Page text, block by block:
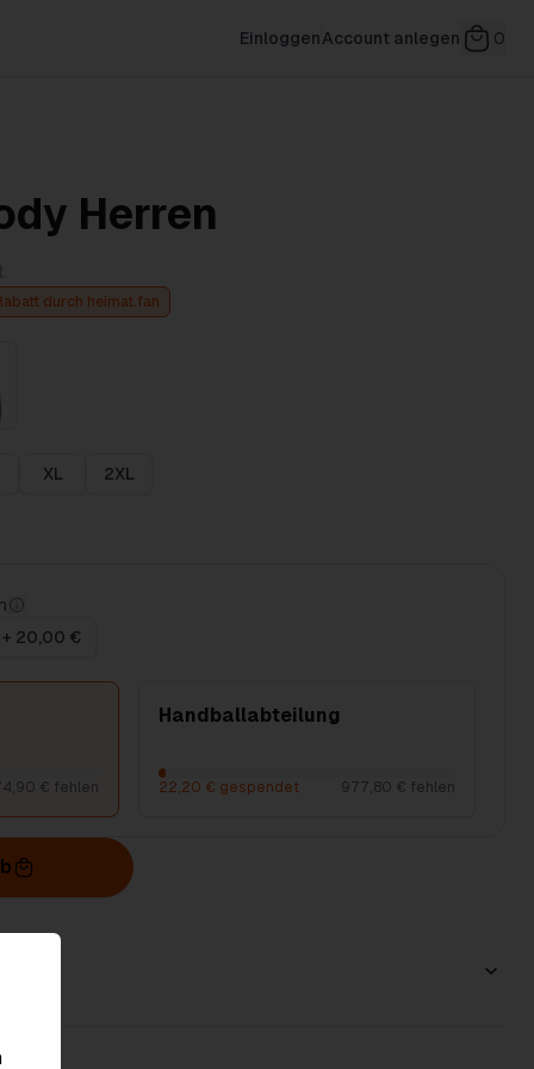
EinloggenAccount anlegen 0
Herren
durch heimat.fan
XL 2XL
+ 20,00 €
€ fehlen
Handballabteilung
22,20 € gespendet 977,80 € fehlen